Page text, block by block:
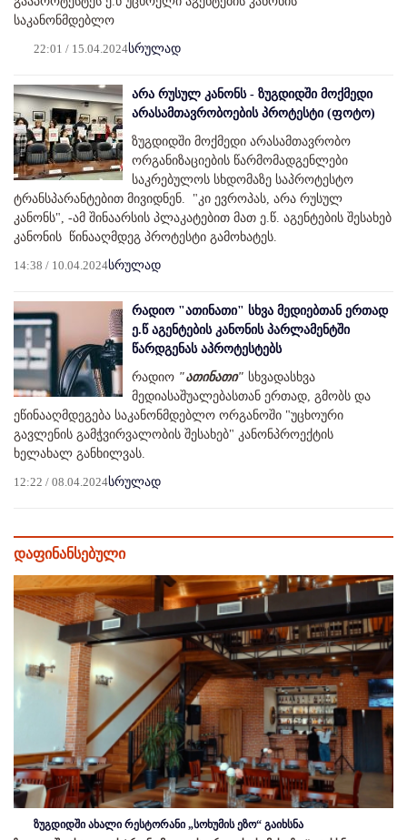
საკანონმდებლო
22:01 / 15.04.2024სრულად
არა რუსულ კანონს - ზუგდიდში მოქმედი
არასამთავრობოების პროტესტი (ფოტო)
ზუგდიდში მოქმედი არასამთავრობო
ორგანიზაციების წარმომადგენლები
საკრებულოს სხდომაზე საპროტესტო
ტრანსპარანტებით მივიდნენ. "კი ევროპას, არა რუსულ
კანონს", -ამ შინაარსის პლაკატებით მათ ე.წ. აგენტების შესახებ
კანონის წინააღმდეგ პროტესტი გამოხატეს.
14:38 / 10.04.2024სრულად
რადიო "ათინათი" სხვა მედიებთან ერთად
ე.წ აგენტების კანონის პარლამენტში
წარდგენას აპროტესტებს
რადიო "ათინათი" სხვადასხვა
მედიასაშუალებასთან ერთად, გმობს და
ეწინააღმდეგება საკანონმდებლო ორგანოში "უცხოური
გავლენის გამჭვირვალობის შესახებ" კანონპროექტის
ხელახალ განხილვას.
12:22 / 08.04.2024სრულად
დაფინანსებული
ზუგდიდში ახალი რესტორანი „სოხუმის ეზო“ გაიხსნა